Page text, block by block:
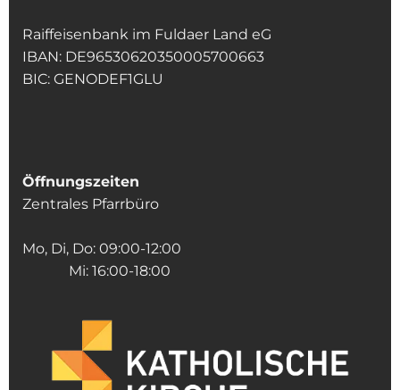
Raiffeisenbank im Fuldaer Land eG
IBAN: DE96530620350005700663
BIC: GENODEF1GLU
Öffnungszeiten
Zentrales Pfarrbüro
Mo, Di, Do: 09:00-12:00
Mi: 16:00-18:00